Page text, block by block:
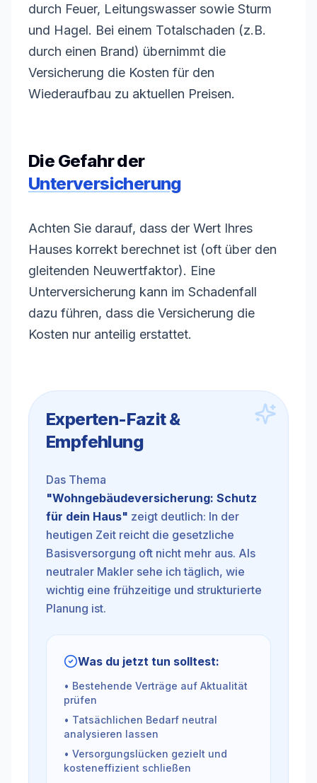
durch Feuer, Leitungswasser sowie Sturm
und Hagel. Bei einem Totalschaden (z.B.
durch einen Brand) übernimmt die
Versicherung die Kosten für den
Wiederaufbau zu aktuellen Preisen.
Die Gefahr der
Unterversicherung
Achten Sie darauf, dass der Wert Ihres
Hauses korrekt berechnet ist (oft über den
gleitenden Neuwertfaktor). Eine
Unterversicherung kann im Schadenfall
dazu führen, dass die Versicherung die
Kosten nur anteilig erstattet.
Experten-Fazit &
Empfehlung
Das Thema
"Wohngebäudeversicherung: Schutz
für dein Haus" zeigt deutlich: In der
heutigen Zeit reicht die gesetzliche
Basisversorgung oft nicht mehr aus. Als
neutraler Makler sehe ich täglich, wie
wichtig eine frühzeitige und strukturierte
Planung ist.
Was du jetzt tun solltest:
• Bestehende Verträge auf Aktualität
prüfen
• Tatsächlichen Bedarf neutral
analysieren lassen
• Versorgungslücken gezielt und
kosteneffizient schließen